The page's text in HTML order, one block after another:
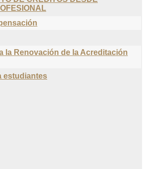
la Renovación de la Acreditación
estudiantes